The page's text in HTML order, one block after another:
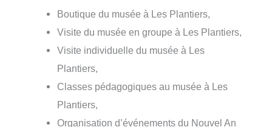
Boutique du musée à Les Plantiers,
Visite du musée en groupe à Les Plantiers,
Visite individuelle du musée à Les
Plantiers,
Classes pédagogiques au musée à Les
Plantiers,
Organisation d’événements du Nouvel An